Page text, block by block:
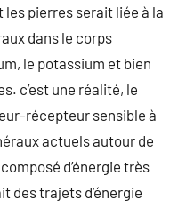
pierres serait liée à la
dans le corps
le potassium et bien
c’est une réalité, le
récepteur sensible à
actuels autour de
d’énergie très
des trajets d’énergie